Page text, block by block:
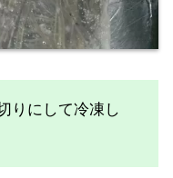
りにして冷凍し